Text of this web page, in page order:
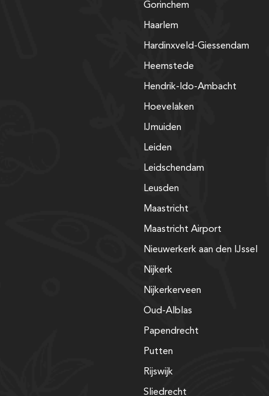
Gorinchem
Haarlem
Hardinxveld-Giessendam
Heemstede
Hendrik-Ido-Ambacht
Hoevelaken
IJmuiden
Leiden
Leidschendam
Leusden
Maastricht
Maastricht Airport
Nieuwerkerk aan den IJssel
Nijkerk
Nijkerkerveen
Oud-Alblas
Papendrecht
Putten
Rijswijk
Sliedrecht